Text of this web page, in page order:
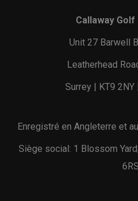
Callaway Golf
Unit 27 Barwell
Leatherhead
Surrey | KT9 2NY
Enregistré en Angleterre et
Siège social: 1 Blossom
6RS